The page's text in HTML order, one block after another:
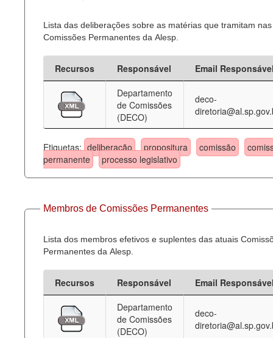
Lista das deliberações sobre as matérias que tramitam nas
Comissões Permanentes da Alesp.
Recursos Responsável
Email
Departamento
de Comissões
(DECO)
deco-
Etiquetas: deliberação propositura comissão
permanente
processo legislativo
Membros de Comissões Permanentes
Lista dos membros efetivos e suplentes das atuais
Permanentes da Alesp.
Recursos Responsável
Email
Departamento
de Comissões
(DECO)
deco-